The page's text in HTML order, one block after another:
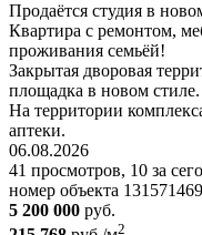
Продаётся студия в
Квартира с ремонтом,
проживания семьёй!
Закрытая дворовая
площадка в новом стиле.
На территории
аптеки.
06.08.2026
41 просмотров, 10 за
номер объекта 131571469
5 200 000 руб.
2